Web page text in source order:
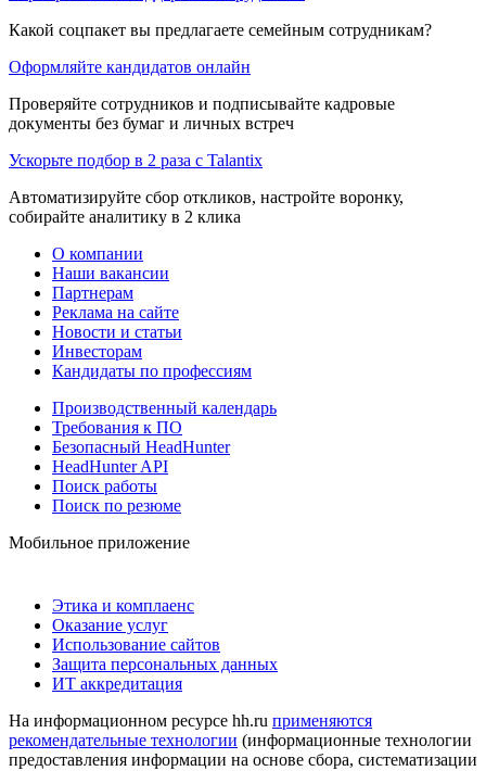
Какой соцпакет вы предлагаете семейным сотрудникам?
Оформляйте кандидатов онлайн
Проверяйте сотрудников и подписывайте кадровые
документы без бумаг и личных встреч
Ускорьте подбор в 2 раза с Talantix
Автоматизируйте сбор откликов, настройте воронку,
собирайте аналитику в 2 клика
О компании
Наши вакансии
Партнерам
Реклама на сайте
Новости и статьи
Инвесторам
Кандидаты по профессиям
Производственный календарь
Требования к ПО
Безопасный HeadHunter
HeadHunter API
Поиск работы
Поиск по резюме
Мобильное приложение
Этика и комплаенс
Оказание услуг
Использование сайтов
Защита персональных данных
ИТ аккредитация
На информационном ресурсе hh.ru применяются
рекомендательные технологии (информационные технологии
предоставления информации на основе сбора, систематизации